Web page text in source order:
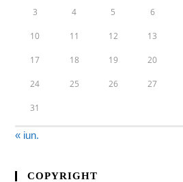
3 4 5 6
10 11 12 13
17 18 19 20
24 25 26 27
31
« iun.
COPYRIGHT